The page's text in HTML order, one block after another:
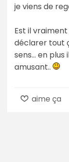
je viens de
Est il
déclarer tout
sens... en
amusant..
aime ça